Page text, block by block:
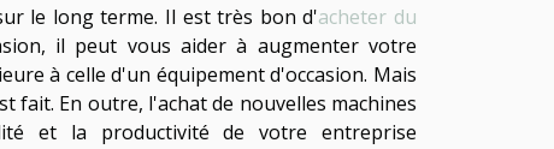
le long terme. Il est très bon d'acheter du
il peut vous aider à augmenter votre
à celle d'un équipement d'occasion. Mais
fait. En outre, l'achat de nouvelles machines
et la productivité de votre entreprise